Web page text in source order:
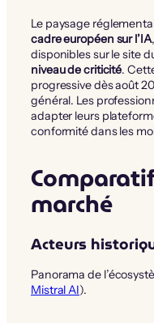
Le paysage
cadre européen sur l’IA
disponibles sur le site
niveau de criticité.
progressive dès août
général. Les
adapter leurs
conformité dans les
marché
Acteurs
Panorama de
Mistral AI).